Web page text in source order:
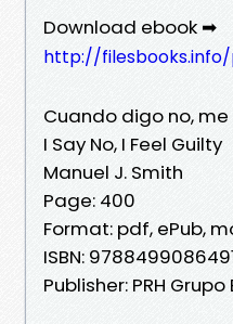
Download ebook ➡
http://
Cuando digo no,
I Say No, I Feel Guilty
Manuel J. Smith
Page: 400
Format: pdf, ePub,
ISBN:
Publisher: PRH